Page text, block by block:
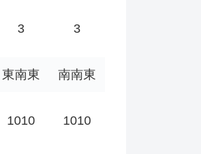
3 3
東南東 南南東
1010 1010